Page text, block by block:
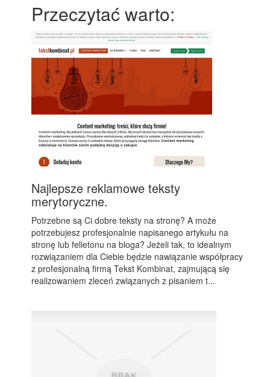
Przeczytać warto:
Najlepsze reklamowe teksty
merytoryczne.
Potrzebne są Ci dobre teksty na stronę? A może
potrzebujesz profesjonalnie napisanego artykułu na
stronę lub felietonu na bloga? Jeżeli tak, to idealnym
rozwiązaniem dla Ciebie będzie nawiązanie współpracy
z profesjonalną firmą Tekst Kombinat, zajmującą się
realizowaniem zleceń związanych z pisaniem t...